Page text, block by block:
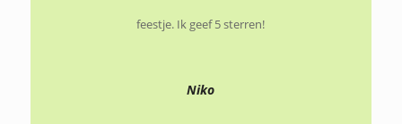
feestje. Ik geef 5 sterren!
Niko